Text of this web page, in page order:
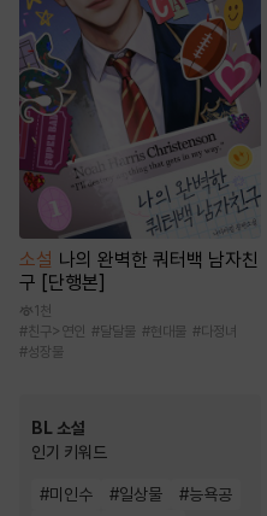
소설 나의 완벽한 쿼터백 남자친
구 [단행본]
1천
#친구>연인 #달달물 #현대물 #다정녀
#성장물
BL 소설
인기 키워드
#미인수 #일상물 #능욕공